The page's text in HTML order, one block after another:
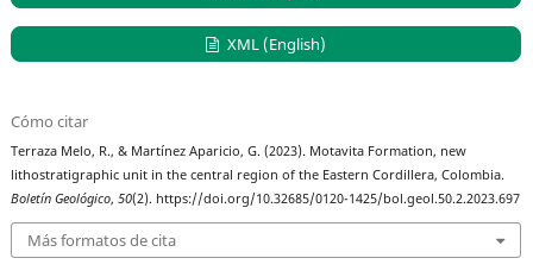
XML (English)
Cómo citar
Terraza Melo, R., & Martínez Aparicio, G. (2023). Motavita Formation, new
lithostratigraphic unit in the central region of the Eastern Cordillera, Colombia.
Boletín Geológico,50(2). https://doi.org/10.32685/0120-1425/bol.geol.50.2.2023.697
Más formatos de cita